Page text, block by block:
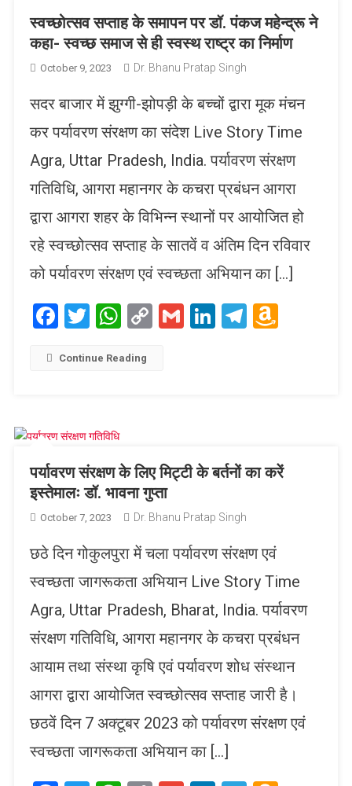
स्वच्छोत्सव सप्ताह के समापन पर डॉ. पंकज महेन्द्रू ने
कहा- स्वच्छ समाज से ही स्वस्थ राष्ट्र का निर्माण
October 9, 2023 Dr. Bhanu Pratap Singh
सदर बाजार में झुग्गी-झोपड़ी के बच्चों द्वारा मूक मंचन
कर पर्यावरण संरक्षण का संदेश Live Story Time
Agra, Uttar Pradesh, India. पर्यावरण संरक्षण
गतिविधि, आगरा महानगर के कचरा प्रबंधन आगरा
द्वारा आगरा शहर के विभिन्न स्थानों पर आयोजित हो
रहे स्वच्छोत्सव सप्ताह के सातवें व अंतिम दिन रविवार
को पर्यावरण संरक्षण एवं स्वच्छता अभियान का […]
Facebook
Twitter
WhatsApp
CopyGmailLinkedIn
Telegram
Continue Reading
पर्यावरण संरक्षण के लिए मिट्टी के बर्तनों का करें
इस्तेमालः डॉ. भावना गुप्ता
October 7, 2023 Dr. Bhanu Pratap Singh
छठे दिन गोकुलपुरा में चला पर्यावरण संरक्षण एवं
स्वच्छता जागरूकता अभियान Live Story Time
Agra, Uttar Pradesh, Bharat, India. पर्यावरण
संरक्षण गतिविधि, आगरा महानगर के कचरा प्रबंधन
आयाम तथा संस्था कृषि एवं पर्यावरण शोध संस्थान
आगरा द्वारा आयोजित स्वच्छोत्सव सप्ताह जारी है।
छठवें दिन 7 अक्टूबर 2023 को पर्यावरण संरक्षण एवं
स्वच्छता जागरूकता अभियान का […]